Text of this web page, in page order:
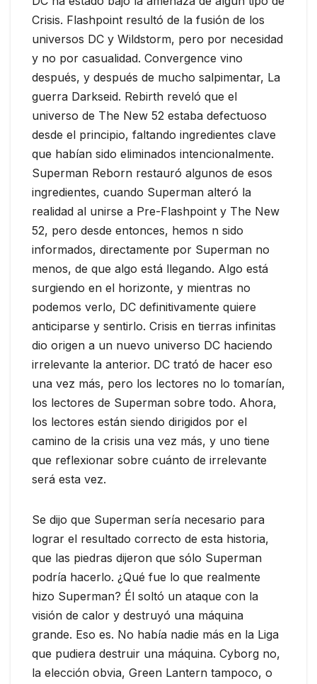
Crisis. Flashpoint resultó de la fusión de los
universos DC y Wildstorm, pero por necesidad
y no por casualidad. Convergence vino
después, y después de mucho salpimentar, La
guerra Darkseid. Rebirth reveló que el
universo de The New 52 estaba defectuoso
desde el principio, faltando ingredientes clave
que habían sido eliminados intencionalmente.
Superman Reborn restauró algunos de esos
ingredientes, cuando Superman alteró la
realidad al unirse a Pre-Flashpoint y The New
52, pero desde entonces, hemos n sido
informados, directamente por Superman no
menos, de que algo está llegando. Algo está
surgiendo en el horizonte, y mientras no
podemos verlo, DC definitivamente quiere
anticiparse y sentirlo. Crisis en tierras infinitas
dio origen a un nuevo universo DC haciendo
irrelevante la anterior. DC trató de hacer eso
una vez más, pero los lectores no lo tomarían,
los lectores de Superman sobre todo. Ahora,
los lectores están siendo dirigidos por el
camino de la crisis una vez más, y uno tiene
que reflexionar sobre cuánto de irrelevante
será esta vez.
Se dijo que Superman sería necesario para
lograr el resultado correcto de esta historia,
que las piedras dijeron que sólo Superman
podría hacerlo. ¿Qué fue lo que realmente
hizo Superman? Él soltó un ataque con la
visión de calor y destruyó una máquina
grande. Eso es. No había nadie más en la Liga
que pudiera destruir una máquina. Cyborg no,
la elección obvia, Green Lantern tampoco, o